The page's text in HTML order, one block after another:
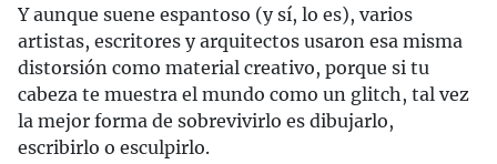
Y aunque suene espantoso (y sí, lo es), varios
artistas, escritores y arquitectos usaron esa misma
distorsión como material creativo, porque si tu
cabeza te muestra el mundo como un glitch, tal vez
la mejor forma de sobrevivirlo es dibujarlo,
escribirlo o esculpirlo.